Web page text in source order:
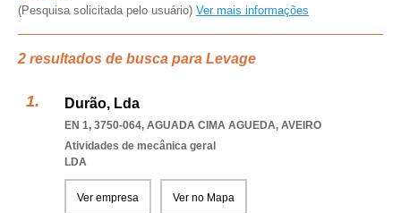
(Pesquisa solicitada pelo usuário) Ver mais informações
2 resultados de busca para Levage
Durão, Lda
EN 1, 3750-064, AGUADA CIMA AGUEDA, AVEIRO
Atividades de mecânica geral
LDA
Ver empresa Ver no Mapa